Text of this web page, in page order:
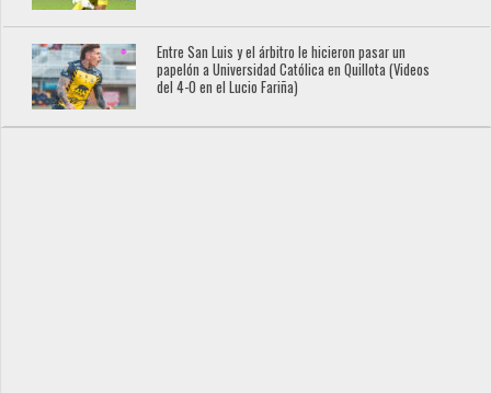
Entre San Luis y el árbitro le hicieron pasar un
papelón a Universidad Católica en Quillota (Videos
del 4-0 en el Lucio Fariña)